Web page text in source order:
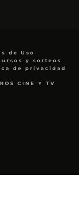
de Uso
y sorteos
de privacidad
CINE Y TV